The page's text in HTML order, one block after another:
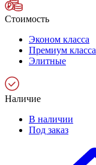
Стоимость
Эконом класса
Премиум класса
Элитные
Наличие
В наличии
Под заказ